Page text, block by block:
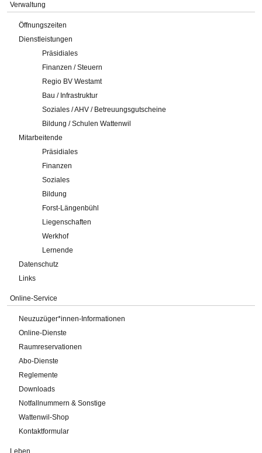
Verwaltung
Öffnungszeiten
Dienstleistungen
Präsidiales
Finanzen / Steuern
Regio BV Westamt
Bau / Infrastruktur
Soziales / AHV / Betreuungsgutscheine
Bildung / Schulen Wattenwil
Mitarbeitende
Präsidiales
Finanzen
Soziales
Bildung
Forst-Längenbühl
Liegenschaften
Werkhof
Lernende
Datenschutz
Links
Online-Service
Neuzuzüger*innen-Informationen
Online-Dienste
Raumreservationen
Abo-Dienste
Reglemente
Downloads
Notfallnummern & Sonstige
Wattenwil-Shop
Kontaktformular
Leben